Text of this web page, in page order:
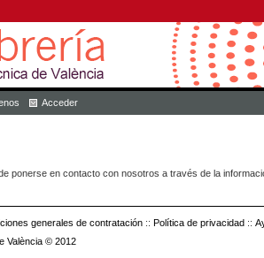
Acceder
ponerse en contacto con nosotros a través de la
generales de contratación :: Política de privacidad ::
València © 2012